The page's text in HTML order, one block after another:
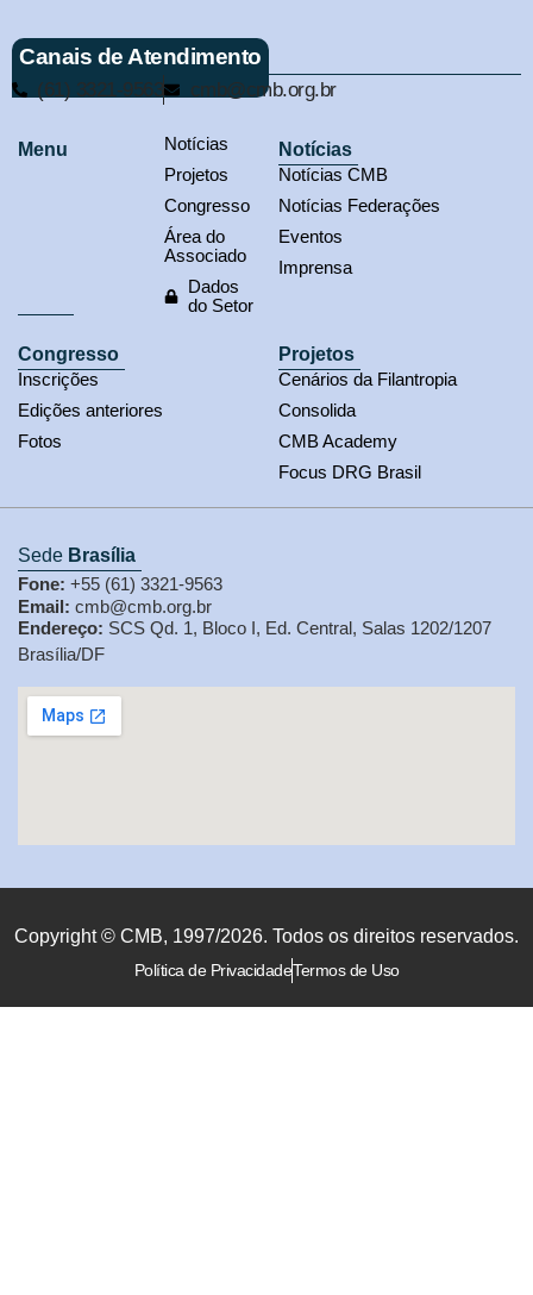
Canais de Atendimento
(61) 3321-9563 cmb@cmb.org.br
Menu
Notícias
Projetos
Congresso
Área do
Associado
Dados
do Setor
Notícias
Notícias CMB
Notícias Federações
Eventos
Imprensa
Congresso
Inscrições
Edições anteriores
Fotos
Projetos
Cenários da Filantropia
Consolida
CMB Academy
Focus DRG Brasil
Sede Brasília
Fone: +55 (61) 3321-9563
Email: cmb@cmb.org.br
Endereço: SCS Qd. 1, Bloco I, Ed. Central, Salas 1202/1207
Brasília/DF
Copyright © CMB, 1997/2026. Todos os direitos reservados.
Política de PrivacidadeTermos de Uso